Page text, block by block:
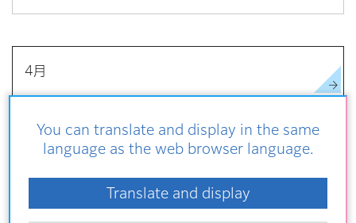
You can translate and display in the same
language as the web browser language.
Translate and display
4月
令和8(2026)年4月4日（土曜日） 尾久防犯協会 春の防
令和8(2026)年4月2日（木曜日） 令和8・9年度青少年